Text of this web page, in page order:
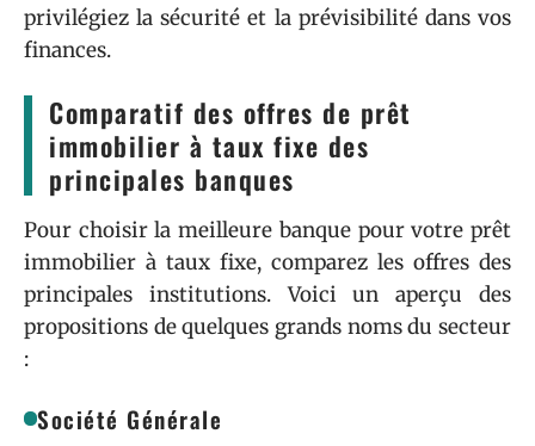
privilégiez la sécurité et la prévisibilité dans vos
finances.
Comparatif des offres de prêt
immobilier à taux fixe des
principales banques
Pour choisir la meilleure banque pour votre prêt
immobilier à taux fixe, comparez les offres des
principales institutions. Voici un aperçu des
propositions de quelques grands noms du secteur
:
Société Générale